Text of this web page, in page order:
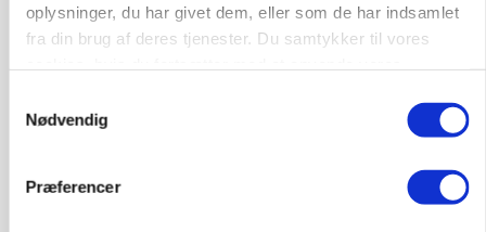
oplysninger, du har givet dem, eller som de har indsamlet
fra din brug af deres tjenester. Du samtykker til vores
Nødvendig
Præferencer
eneste mark i verden af sin slags